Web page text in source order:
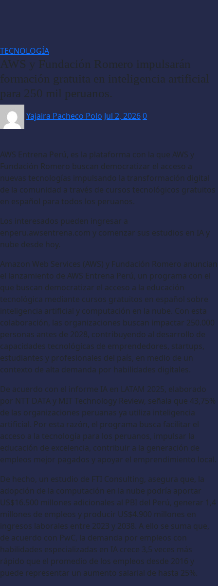
TECNOLOGÍA
AWS y Fundación Romero impulsarán
formación gratuita en inteligencia artificial
para 250 mil peruanos.
Yajaira Pacheco Polo Jul 2, 20260
AWS Entrena Perú, es la plataforma con la que AWS y
Fundación Romero buscan democratizar el acceso a
nuevas tecnologías impulsando la transformación digital
de la comunidad a través de cursos tecnológicos gratuitos
en español para todos los peruanos.
Los interesados pueden ingresar a
enperu.awsentrena.com y comenzar sus estudios en IA y
nube desde hoy.
Amazon Web Services (AWS) y Fundación Romero anuncian
el lanzamiento de AWS Entrena Perú, un programa con el
que buscan democratizar el acceso a la educación
tecnológica mediante cursos gratuitos en español sobre
inteligencia artificial y computación en la nube. Con esta
colaboración, las organizaciones buscan impactar 250.000
personas antes de 2028, contribuyendo al desarrollo de
capacidades tecnológicas de emprendedores, startups,
estudiantes y profesionales del país, en medio de un
contexto de alta demanda por habilidades digitales.
De acuerdo con el informe IA en LATAM 2025, elaborado
por NTT DATA y MIT Technology Review, señala que 43,75%
de las organizaciones peruanas ya utiliza inteligencia
artificial. Por esta razón, el programa busca facilitar el
acceso a la tecnología para los peruanos, impulsar la
educación de excelencia, contribuir a la generación de
empleos mejor pagados y apoyar el emprendimiento local.
De hecho, un estudio de FTI Consulting, asegura que, la
adopción de la computación en la nube podría aportar
US$16.500 millones adicionales al PBI del Perú, generar 1,4
millones de empleos y producir US$4.900 millones en
ingresos laborales entre 2023 y 2038. A ello se suma que,
de acuerdo con PwC, la demanda por empleos con
habilidades especializadas en IA crece 3,5 veces más
rápido que el promedio de los empleos desde 2016 y
puede representar un aumento salarial de hasta 25%.